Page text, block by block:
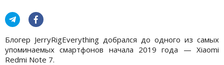
Блогер JerryRigEverything добрался до одного из самых
упоминаемых смартфонов начала 2019 года — Xiaomi
Redmi Note 7.